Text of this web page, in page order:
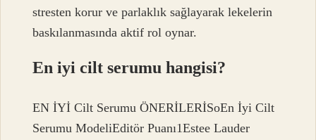
stresten korur ve parlaklık sağlayarak lekelerin
baskılanmasında aktif rol oynar.
En iyi cilt serumu hangisi?
EN İYİ Cilt Serumu ÖNERİLERİSoEn İyi Cilt
Serumu ModeliEditör Puanı1Estee Lauder